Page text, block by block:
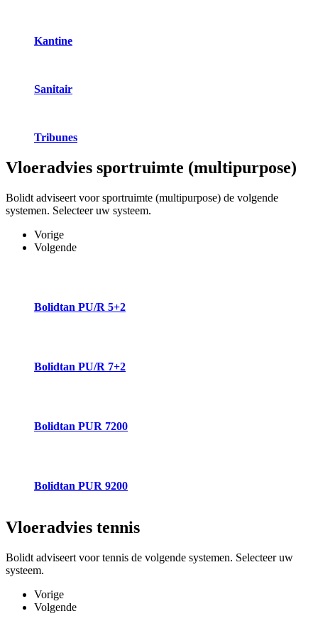
Kantine
Sanitair
Tribunes
Vloeradvies sportruimte (multipurpose)
Bolidt adviseert voor sportruimte (multipurpose) de volgende
systemen. Selecteer uw systeem.
Vorige
Volgende
Bolidtan PU/R 5+2
Bolidtan PU/R 7+2
Bolidtan PUR 7200
Bolidtan PUR 9200
Vloeradvies tennis
Bolidt adviseert voor tennis de volgende systemen. Selecteer uw
systeem.
Vorige
Volgende